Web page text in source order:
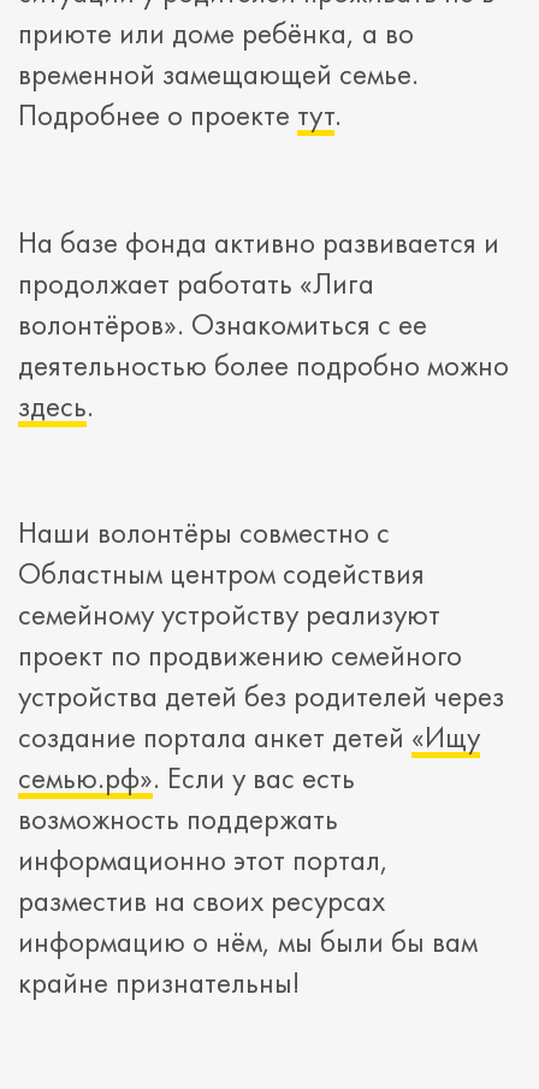
приюте или доме ребёнка, а во
временной замещающей семье.
Подробнее о проекте тут.
На базе фонда активно развивается и
продолжает работать «Лига
волонтёров». Ознакомиться с ее
деятельностью более подробно можно
здесь.
Наши волонтёры совместно с
Областным центром содействия
семейному устройству реализуют
проект по продвижению семейного
устройства детей без родителей через
создание портала анкет детей «Ищу
семью.рф». Если у вас есть
возможность поддержать
информационно этот портал,
разместив на своих ресурсах
информацию о нём, мы были бы вам
крайне признательны!